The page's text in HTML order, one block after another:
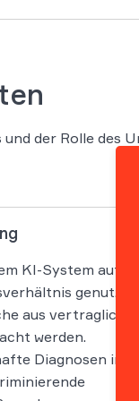
und der Rolle des
KI-System auf,
genutzt
aus vertraglicher
werden.
Diagnosen in